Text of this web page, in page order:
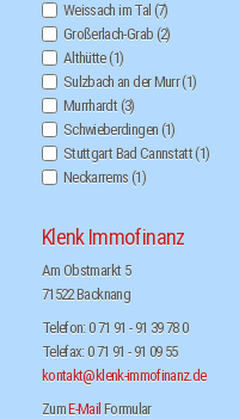
Weissach im Tal (7)
Großerlach-Grab (2)
Althütte (1)
Sulzbach an der Murr(1)
Murrhardt (3)
Schwieberdingen (1)
Stuttgart Bad Cannstatt (1)
Neckarrems (1)
Klenk Immofinanz
Am Obstmarkt 5
71522 Backnang
Telefon: 0 71 91 - 91 39 78 0
Telefax: 0 71 91 - 91 09 55
kontakt@klenk-immofinanz.de
ZumE-Mail Formular